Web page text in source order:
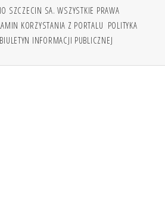
SZCZECIN SA. WSZYSTKIE PRAWA
KORZYSTANIA Z PORTALU POLITYKA
BIULETYN INFORMACJI PUBLICZNEJ